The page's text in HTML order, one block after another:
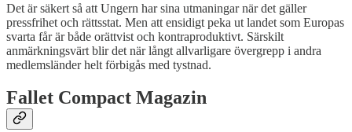
Det är säkert så att Ungern har sina utmaningar när det gäller
pressfrihet och rättsstat. Men att ensidigt peka ut landet som Europas
svarta får är både orättvist och kontraproduktivt. Särskilt
anmärkningsvärt blir det när långt allvarligare övergrepp i andra
medlemsländer helt förbigås med tystnad.
Fallet Compact Magazin